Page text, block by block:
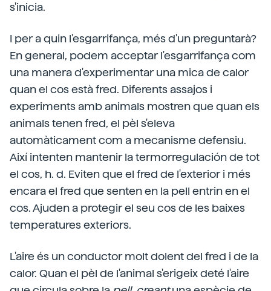
s'inicia.
I per a quin l'esgarrifança, més d'un preguntarà?
En general, podem acceptar l'esgarrifança com
una manera d'experimentar una mica de calor
quan el cos està fred. Diferents assajos i
experiments amb animals mostren que quan els
animals tenen fred, el pèl s'eleva
automàticament com a mecanisme defensiu.
Així intenten mantenir la termorregulación de tot
el cos, h. d. Eviten que el fred de l'exterior i més
encara el fred que senten en la pell entrin en el
cos. Ajuden a protegir el seu cos de les baixes
temperatures exteriors.
L'aire és un conductor molt dolent del fred i de la
calor. Quan el pèl de l'animal s'erigeix deté l'aire